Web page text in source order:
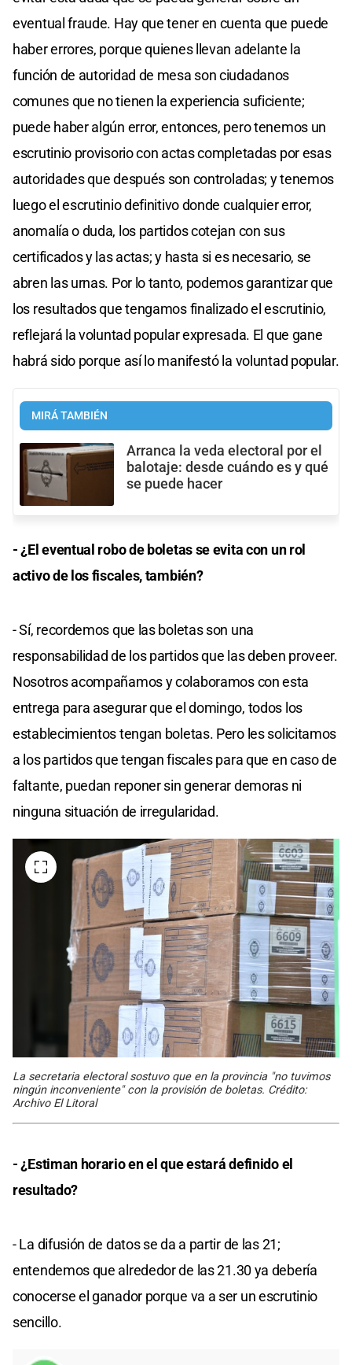
eventual fraude. Hay que tener en cuenta que puede
haber errores, porque quienes llevan adelante la
función de autoridad de mesa son ciudadanos
comunes que no tienen la experiencia suficiente;
puede haber algún error, entonces, pero tenemos un
escrutinio provisorio con actas completadas por esas
autoridades que después son controladas; y tenemos
luego el escrutinio definitivo donde cualquier error,
anomalía o duda, los partidos cotejan con sus
certificados y las actas; y hasta si es necesario, se
abren las urnas. Por lo tanto, podemos garantizar que
los resultados que tengamos finalizado el escrutinio,
reflejará la voluntad popular expresada. El que gane
habrá sido porque así lo manifestó la voluntad popular.
MIRÁ TAMBIÉN
Arranca la veda electoral por el
balotaje: desde cuándo es y qué
se puede hacer
- ¿El eventual robo de boletas se evita con un rol
activo de los fiscales, también?
- Sí, recordemos que las boletas son una
responsabilidad de los partidos que las deben proveer.
Nosotros acompañamos y colaboramos con esta
entrega para asegurar que el domingo, todos los
establecimientos tengan boletas. Pero les solicitamos
a los partidos que tengan fiscales para que en caso de
faltante, puedan reponer sin generar demoras ni
ninguna situación de irregularidad.
La secretaria electoral sostuvo que en la provincia "no tuvimos
ningún inconveniente" con la provisión de boletas. Crédito:
Archivo El Litoral
- ¿Estiman horario en el que estará definido el
resultado?
- La difusión de datos se da a partir de las 21;
entendemos que alrededor de las 21.30 ya debería
conocerse el ganador porque va a ser un escrutinio
sencillo.